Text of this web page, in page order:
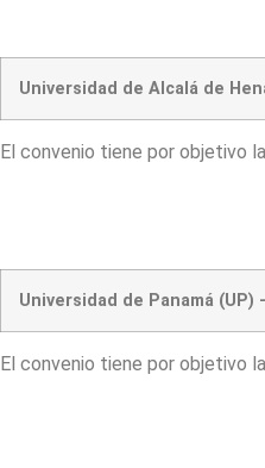
Universidad de Alcalá de
El convenio tiene por objetivo
Universidad de Panamá (UP)
El convenio tiene por objetivo